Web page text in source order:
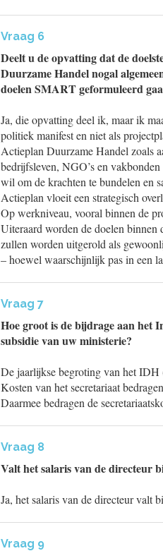
Vraag 6
Deelt u de opvatting dat de
Duurzame Handel nogal
doelen SMART geformuleerd
Ja, die opvatting deel ik, maar ik
politiek manifest en niet als
Actieplan Duurzame Handel zoals
bedrijfsleven, NGO’s en
wil om de krachten te bundelen en
Actieplan vloeit een strategisch
Op werkniveau, vooral binnen de
Uiteraard worden de doelen binnen
zullen worden uitgerold als
– hoewel waarschijnlijk pas in een
Vraag 7
Hoe groot is de bijdrage aan het
subsidie van uw ministerie?
De jaarlijkse begroting van het IDH
Kosten van het secretariaat
Daarmee bedragen de
Vraag 8
Valt het salaris van de directeur
Ja, het salaris van de directeur valt
Vraag 9